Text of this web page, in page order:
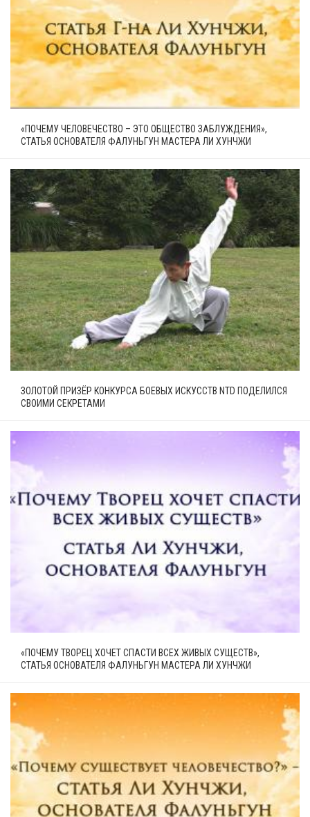
«ПОЧЕМУ ЧЕЛОВЕЧЕСТВО – ЭТО ОБЩЕСТВО ЗАБЛУЖДЕНИЯ»,
СТАТЬЯ ОСНОВАТЕЛЯ ФАЛУНЬГУН МАСТЕРА ЛИ ХУНЧЖИ
ЗОЛОТОЙ ПРИЗЁР КОНКУРСА БОЕВЫХ ИСКУССТВ NTD ПОДЕЛИЛСЯ
СВОИМИ СЕКРЕТАМИ
«ПОЧЕМУ ТВОРЕЦ ХОЧЕТ СПАСТИ ВСЕХ ЖИВЫХ СУЩЕСТВ»,
СТАТЬЯ ОСНОВАТЕЛЯ ФАЛУНЬГУН МАСТЕРА ЛИ ХУНЧЖИ